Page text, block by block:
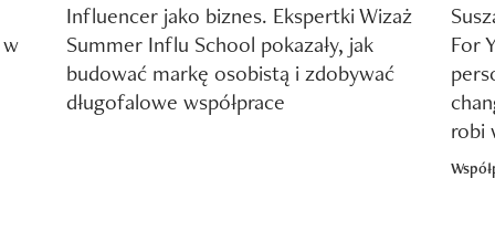
Influencer jako biznes. Ekspertki Wizaż
Summer Influ School pokazały, jak
budować markę osobistą i zdobywać
długofalowe współprace
For
robi